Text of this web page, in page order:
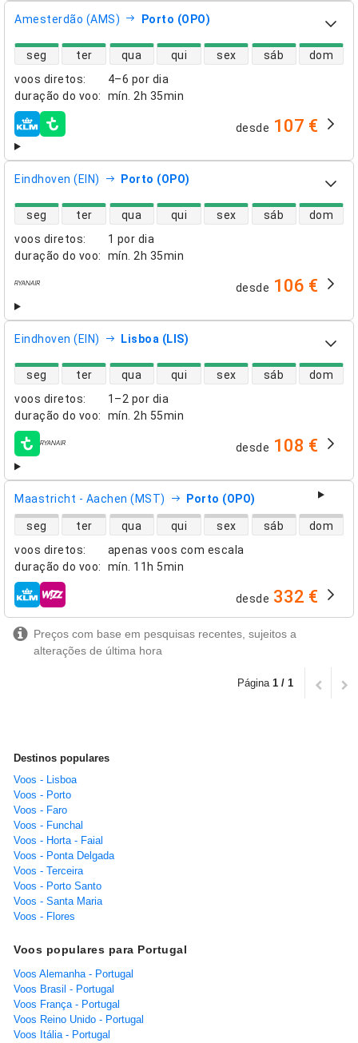
Amesterdão (AMS) Porto (OPO)
voos diretos:
4–6 por dia
duração do voo: mín. 2h 35min
disponibilidade de voos diretos
seg ter qua qui sex sáb dom
companhias aéreas desde 107 €
Eindhoven (EIN) Porto (OPO)
voos diretos:
1 por dia
duração do voo: mín. 2h 35min
disponibilidade de voos diretos
seg ter qua qui sex sáb dom
desde 106 €
Eindhoven (EIN) Lisboa (LIS)
voos diretos:
1–2 por dia
duração do voo: mín. 2h 55min
disponibilidade de voos diretos
seg ter qua qui sex sáb dom
companhias aéreas desde 108 €
Maastricht - Aachen (MST) Porto (OPO)
voos diretos:
apenas voos com escala
duração do voo: mín. 11h 5min
disponibilidade de voos diretos
seg ter qua qui sex sáb dom
companhias aéreas desde 332 €
Preços com base em pesquisas recentes, sujeitos a
alterações de última hora
Página 1 / 1
Destinos populares
Voos - Lisboa
Voos - Porto
Voos - Faro
Voos - Funchal
Voos - Horta - Faial
Voos - Ponta Delgada
Voos - Terceira
Voos - Porto Santo
Voos - Santa Maria
Voos - Flores
Voos populares para Portugal
Voos Alemanha - Portugal
Voos Brasil - Portugal
Voos França - Portugal
Voos Reino Unido - Portugal
Voos Itália - Portugal